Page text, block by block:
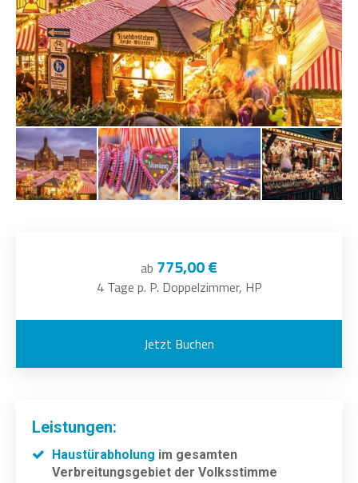
ab 775,00 €
4 Tage p. P. Doppelzimmer, HP
Jetzt Buchen
Leistungen:
Haustürabholung im gesamten
Verbreitungsgebiet der Volksstimme